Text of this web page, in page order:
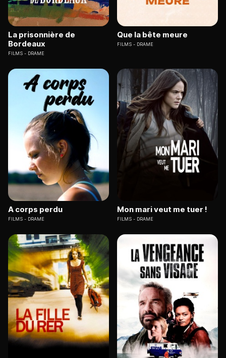
La prisonnière de
Bordeaux
FILMS DRAME
Que la bête meure
FILMS DRAME
A corps perdu
FILMS DRAME
Mon mari veut me tuer !
FILMS DRAME